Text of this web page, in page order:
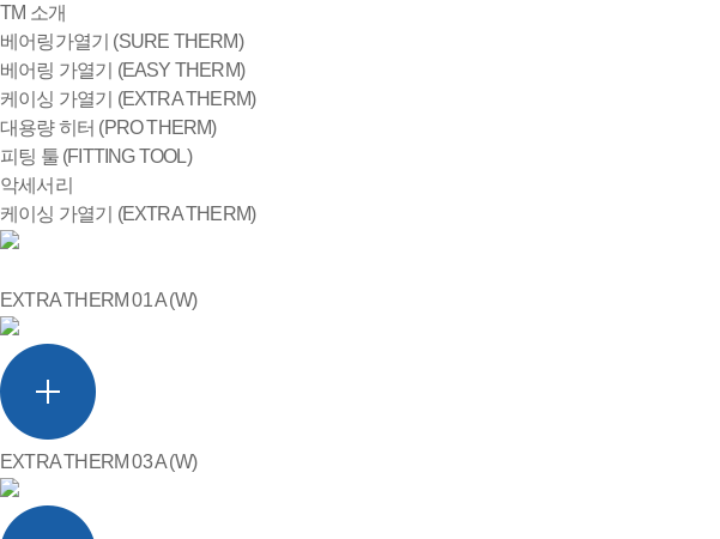
TM 소개
베어링가열기 (SURE THERM)
베어링 가열기 (EASY THERM)
케이싱 가열기 (EXTRA THERM)
대용량 히터 (PRO THERM)
피팅 툴 (FITTING TOOL)
악세서리
케이싱 가열기 (EXTRA THERM)
EXTRA THERM 01 A (W)
EXTRA THERM 03 A (W)